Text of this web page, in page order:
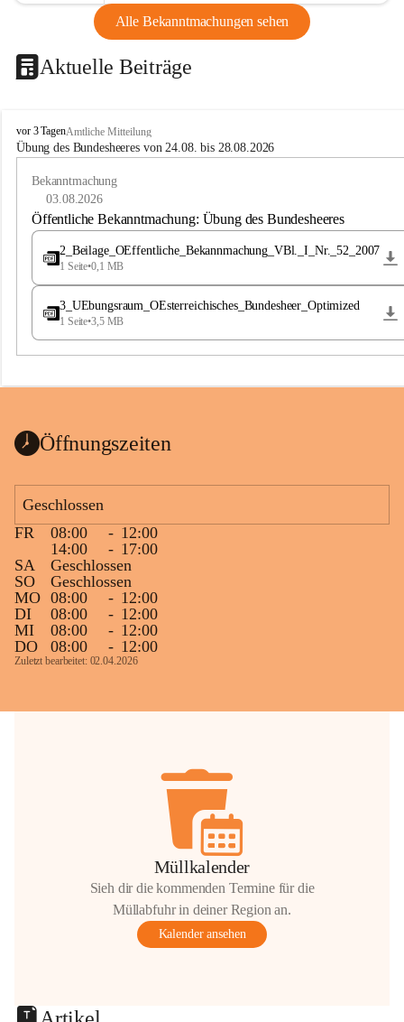
Alle Bekanntmachungen sehen
Aktuelle Beiträge
B
u
e
a
vor 3 TagenAmtliche Mitteilung
Übung des Bundesheeres von 24.08. bis 28.08.2026
Bekanntmachung
03.08.2026
Öffentliche Bekanntmachung: Übung des Bundesheeres
2_Beilage_OEffentliche_Bekannmachung_VBl._I_Nr._52_2007
1 Seite•0,1 MB
3_UEbungsraum_OEsterreichisches_Bundesheer_Optimized
1 Seite•3,5 MB
Öffnungszeiten
Geschlossen
FR
08:00 - 12:00
14:00
- 17:00
SA
Geschlossen
SO
Geschlossen
MO 08:00 - 12:00
DI
08:00 - 12:00
MI
08:00 - 12:00
DO
08:00 - 12:00
Zuletzt bearbeitet: 02.04.2026
Müllkalender
Sieh dir die kommenden Termine für die
Müllabfuhr in deiner Region an.
Kalender ansehen